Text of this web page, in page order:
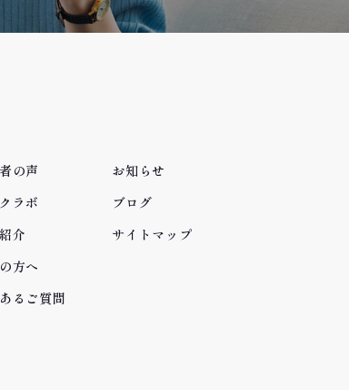
の声
ラボ
介
方へ
るご質問
お知らせ
ブログ
サイトマップ